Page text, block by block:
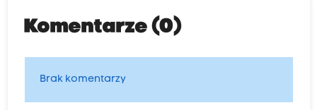
Komentarze (0)
Brak komentarzy